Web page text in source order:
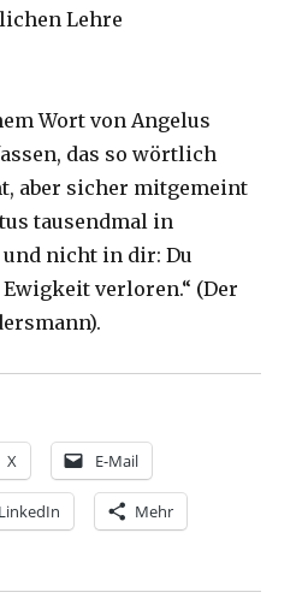
Lehre
Wort von Angelus
das so wörtlich
aber sicher mitgemeint
tausendmal in
und nicht in dir: Du
verloren.“ (Der
X E-Mail
LinkedIn Mehr